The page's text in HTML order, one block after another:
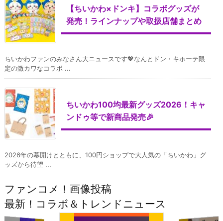
【ちいかわ×ドンキ】コラボグッズが
発売！ラインナップや取扱店舗まとめ
ちいかわファンのみなさん大ニュースです💖なんとドン・キホーテ限
定の激カワなコラボ ...
ちいかわ100均最新グッズ2026！キャ
ンドゥ等で新商品発売🎉
2026年の幕開けとともに、100円ショップで大人気の「ちいかわ」グ
ッズから待望 ...
ファンコメ！画像投稿
最新！コラボ＆トレンドニュース